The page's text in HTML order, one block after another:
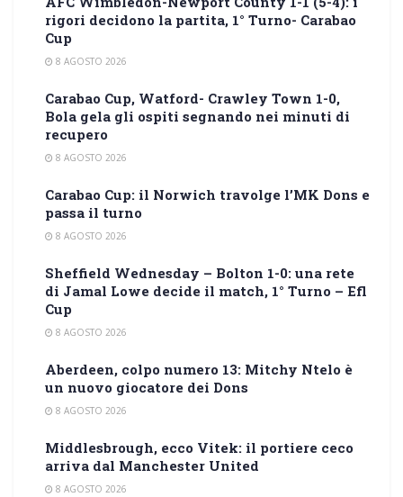
rigori decidono la partita, 1° Turno- Carabao
Cup
8 AGOSTO 2026
Carabao Cup, Watford- Crawley Town 1-0,
Bola gela gli ospiti segnando nei minuti di
recupero
8 AGOSTO 2026
Carabao Cup: il Norwich travolge l’MK Dons e
passa il turno
8 AGOSTO 2026
Sheffield Wednesday – Bolton 1-0: una rete
di Jamal Lowe decide il match, 1° Turno – Efl
Cup
8 AGOSTO 2026
Aberdeen, colpo numero 13: Mitchy Ntelo è
un nuovo giocatore dei Dons
8 AGOSTO 2026
Middlesbrough, ecco Vitek: il portiere ceco
arriva dal Manchester United
8 AGOSTO 2026